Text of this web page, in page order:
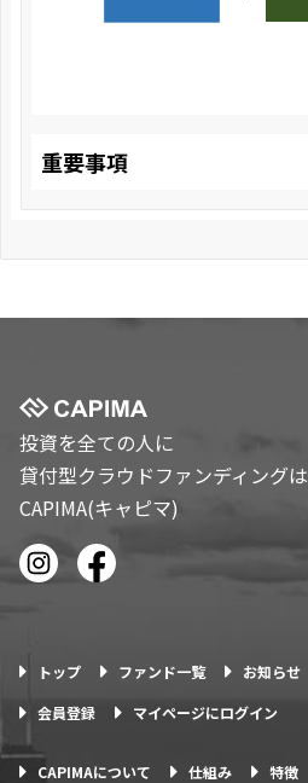
重要事項
投資を全ての人に
貸付型クラウドファンディングは
CAPIMA(キャピマ)
トップ ファンド一覧 お知らせ
会員登録
マイページにログイン
CAPIMAについて 仕組み 特徴